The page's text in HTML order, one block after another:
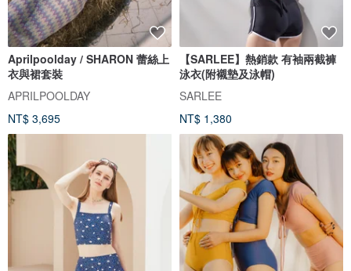
Aprilpoolday / SHARON 蕾絲上
衣與裙套裝
APRILPOOLDAY
NT$ 3,695
【SARLEE】熱銷款 有袖兩截褲
泳衣(附襯墊及泳帽)
SARLEE
NT$ 1,380